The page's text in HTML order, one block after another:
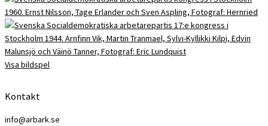
Visa bildspel
Kontakt
info@arbark.se